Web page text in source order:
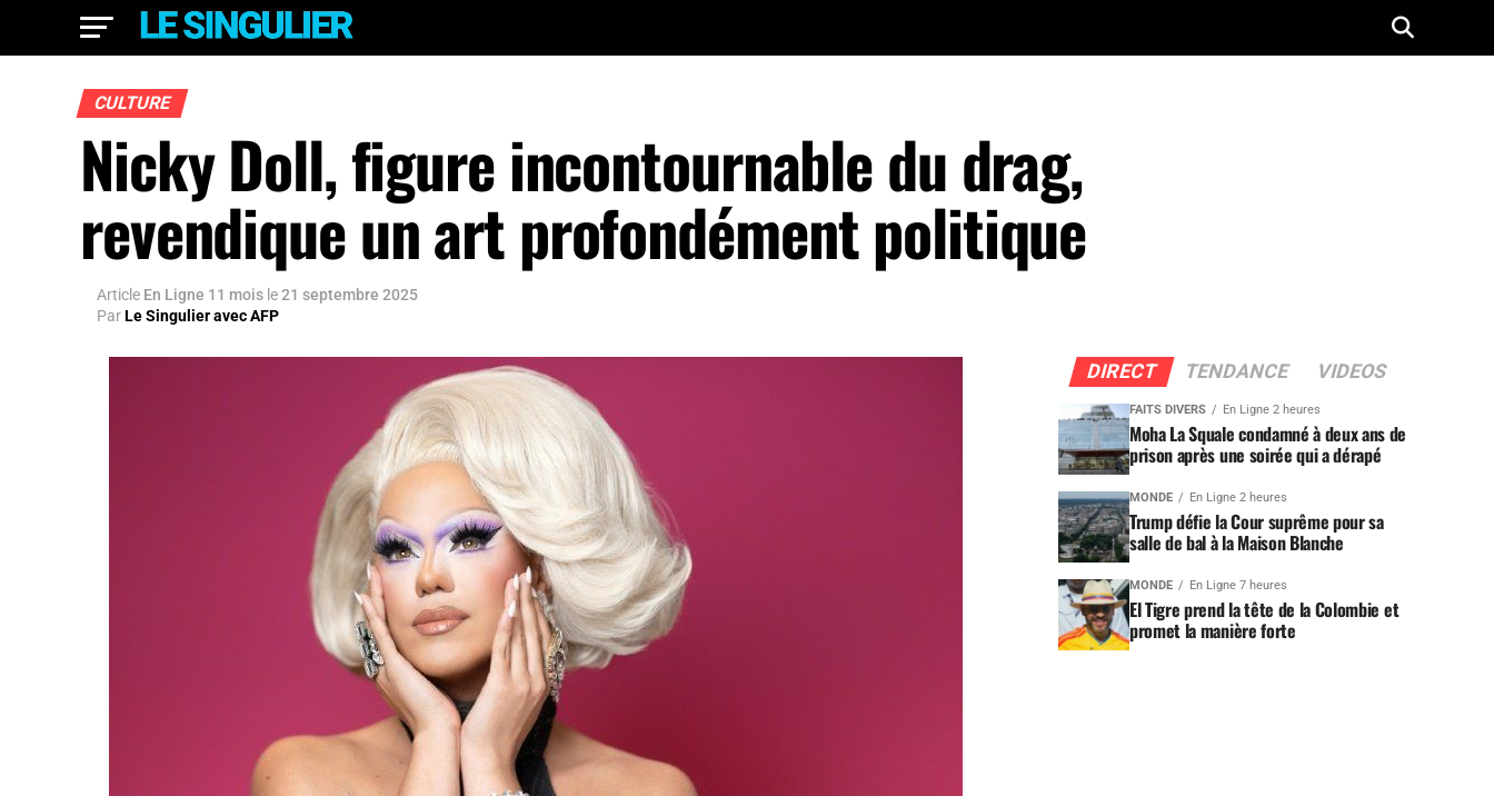
CULTURE
Nicky Doll, figure incontournable du drag,
revendique un art profondément politique
Article En Ligne 11 mois le21 septembre 2025
ParLe Singulier avec AFP
DIRECT TENDANCE VIDEOS
FAITS DIVERS En Ligne 2 heures
Moha La Squale condamné à deux ans de
prison après une soirée qui a dérapé
MONDE En Ligne 2 heures
Trump défie la Cour suprême pour sa
salle de bal à la Maison Blanche
MONDE En Ligne 7 heures
El Tigre prend la tête de la Colombie et
promet la manière forte